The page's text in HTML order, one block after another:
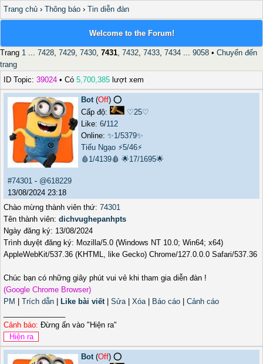
Trang chủ › Thông báo › Tin diễn đàn
Welcome to the Forum!
Trang 1 ... 7428, 7429, 7430, 7431, 7432, 7433, 7434 ... 9058 • Chuyển đến
trang
ID Topic: 39024 • Có 5,700,385 lượt xem
Bot(Off) ⭕️
Cấp độ:
♡25♡
Like: 6/112
Online: ✨1/5379✨
Tiếu Ngạo ⚡5/46⚡
🩸1/4139🩸 🌟17/1695🌟
#74301 - @618229
13/08/2024 23:18
Chào mừng thành viên thứ: 74301
Tên thành viên: dichvughepanhpts
Ngày đăng ký: 13/08/2024
Trình duyệt đăng ký: Mozilla/5.0 (Windows NT 10.0; Win64; x64)
AppleWebKit/537.36 (KHTML, like Gecko) Chrome/127.0.0.0 Safari/537.36
Chúc bạn có những giây phút vui vẻ khi tham gia diễn đàn !
(Google Chrome Browser)
PM
Trích dẫn Like bài viết| Sửa| Xóa| Báo cáo
Cảnh cáo
Cảnh báo: Đừng ấn vào "Hiện ra"
Bot(Off) ⭕️